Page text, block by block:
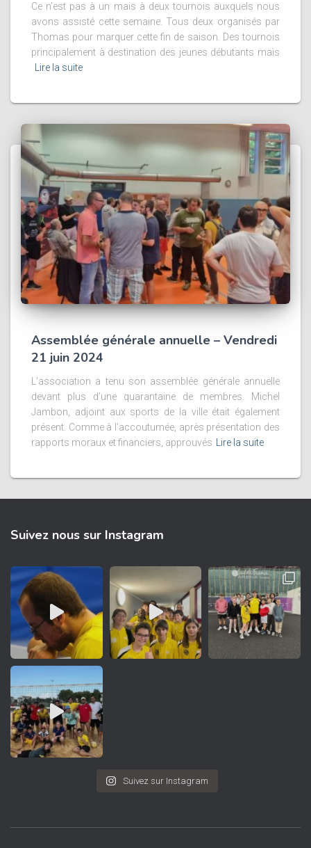
Ce n’est pas à un mais à deux tournois auxquels nous
avons assisté cette semaine. Tous deux organisés par
Thomas pour marquer cette fin de saison. Des tournois
principalement à destination des jeunes débutants mais
Lire la suite
Assemblée générale annuelle – Vendredi
21 juin 2024
L’association a tenu son assemblée générale annuelle
devant plus d’une quarantaine de membres. Michel
Jambon, adjoint aux sports de la ville était également
présent. Comme à l’accoutumée, après présentation des
rapports moraux et financiers, approuvés
Lire la suite
Suivez nous sur Instagram
Suivez sur Instagram